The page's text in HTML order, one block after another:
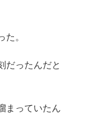
。
だったんだと
まっていたん